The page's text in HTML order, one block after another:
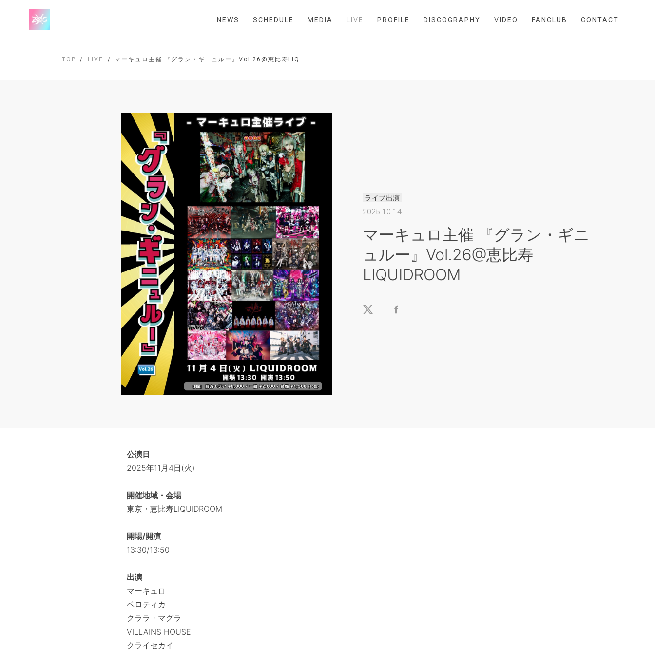
NEWS SCHEDULE MEDIA LIVE PROFILE DISCOGRAPHY VIDEO FANCLUB CONTACT
TOP LIVE マーキュロ主催 『グラン・ギニュルー』Vol.26@恵比寿LIQUIDROOM
ライブ出演
2025.10.14
マーキュロ主催 『グラン・ギニ
ュルー』Vol.26@恵比寿
LIQUIDROOM
公演日
2025年11月4日(火)
開催地域・会場
東京・恵比寿LIQUIDROOM
開場/開演
13:30/13:50
出演
マーキュロ
ベロティカ
クララ・マグラ
VILLAINS HOUSE
クライセカイ